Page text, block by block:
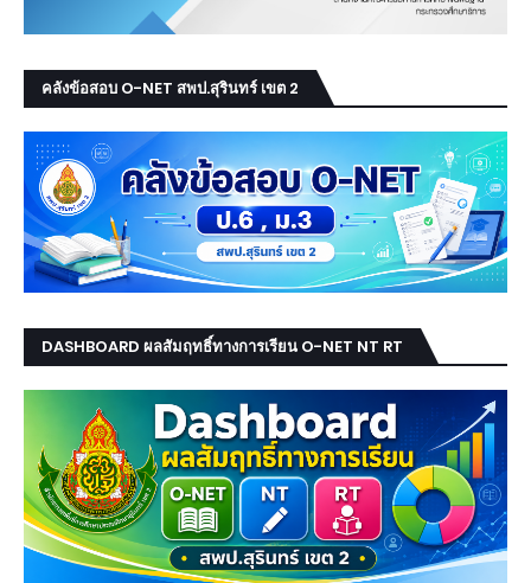
คลังข้อสอบ O-NET สพป.สุรินทร์ เขต 2
DASHBOARD ผลสัมฤทธิ์ทางการเรียน O-NET NT RT